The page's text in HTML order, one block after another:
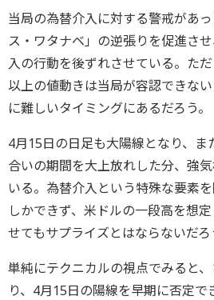
当局の為替介入に対する警戒があ
ス・ワタナベ」の逆張りを促進さ
入の行動を後ずれさせている。た
以上の値動きは当局が容認できな
に難しいタイミングにあるだろう。
4月15日の日足も大陽線となり、ま
合いの期間を大上放れした分、強
いる。為替介入という特殊な要素
しかできず、米ドルの一段高を想
せてもサプライズとはならないだろ
単純にテクニカルの視点でみると
り、4月15日の陽線を早期に否定